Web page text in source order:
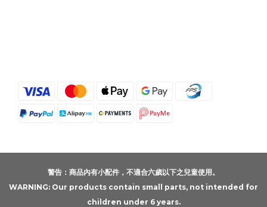
警告：商品內有小配件，不適合六歲以下之兒童使用。
WARNING: Our products contain small parts, not intended for
children under 6 years.